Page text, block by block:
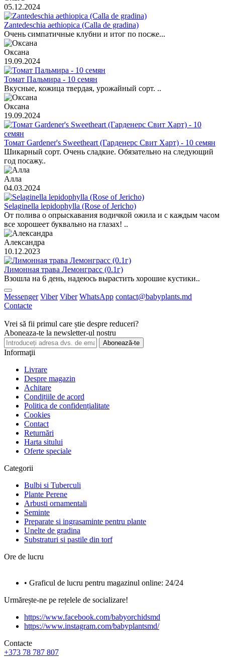
05.12.2024
Zantedeschia aethiopica (Calla de gradina)
Очень симпатичные клубни и итог по посже...
Оксана
19.09.2024
Томат Пальмира - 10 семян
Вкусные, кожица твердая, урожайный сорт. ..
Оксана
19.09.2024
Томат Gardener's Sweetheart (Гарденерс Свит Харт) - 10 семян
Шикарный сорт. Очень сладкие. Обязательно на следующий
год посажу..
Алла
04.03.2024
Selaginella lepidophylla (Rose of Jericho)
От полива о опрыскавания водичкой ожила и с каждым часом
все хорошеет буквально на глазах! ..
Александра
10.12.2023
Лимонная трава Лемонграсс (0.1г)
Взошла на 6 день, надеюсь вырастить хорошие кустики..
Messenger Viber Viber WhatsApp contact@babyplants.md
Contacte
Vrei să fii primul care știe despre reduceri?
Aboneaza-te la newsletter-ul nostru
Abonează-te
Informaţii
Livrare
Despre magazin
Achitare
Condițiile de acord
Politica de confidențialitate
Cookies
Contact
Returnări
Harta sitului
Oferte speciale
Categorii
Bulbi si Tuberculi
Plante Perene
Arbusti ornamentali
Seminte
Preparate si ingrasaminte pentru plante
Unelte de gradina
Substraturi si pastile din torf
Ore de lucru
• Graficul de lucru pentru magazinul online: 24/24
Urmărește-ne pe rețelele de socializare!
https://www.facebook.com/babyorchidsmd
https://www.instagram.com/babyplantsmd/
Contacte
+373 78 787 807